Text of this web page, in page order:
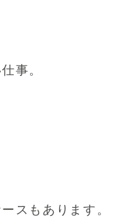
事。
スもあります。